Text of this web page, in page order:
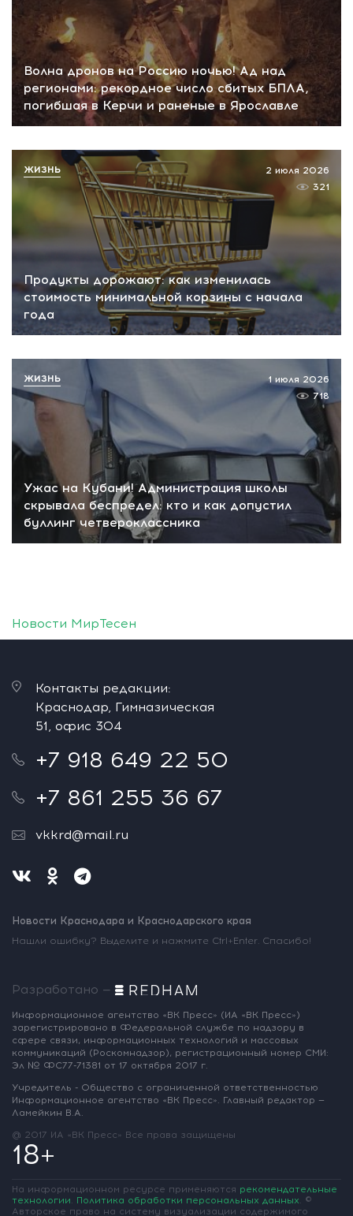
Волна дронов на Россию ночью! Ад над
регионами: рекордное число сбитых БПЛА,
погибшая в Керчи и раненые в Ярославле
Продукты дорожают: как изменилась
стоимость минимальной корзины с начала
года
2 июля 2026
321
ЖИЗНЬ
Ужас на Кубани! Администрация школы
скрывала беспредел: кто и как допустил
буллинг четвероклассника
1 июля 2026
718
ЖИЗНЬ
Новости МирТесен
Контакты редакции:
Краснодар, Гимназическая
51, офис 304
+7 918 649 22 50
+7 861 255 36 67
vkkrd@mail.ru
Новости Краснодара и Краснодарского края
Нашли ошибку? Выделите и нажмите Ctrl+Enter. Спасибо!
Разработано —
Информационное агентство «ВК Пресс» (ИА «ВК Пресс»)
зарегистрировано в Федеральной службе по надзору в
сфере связи, информационных технологий и массовых
коммуникаций (Роскомнадзор), регистрационный номер СМИ:
Эл № ФС77-71381 от 17 октября 2017 г.
Учредитель - Общество с ограниченной ответственностью
Информационное агентство «ВК Пресс». Главный редактор —
Ламейкин В.А.
@ 2017 ИА «ВК Пресс» Все права защищены
18+
На информационном ресурсе применяются рекомендательные
технологии. Политика обработки персональных данных. ©
Авторское право на систему визуализации содержимого